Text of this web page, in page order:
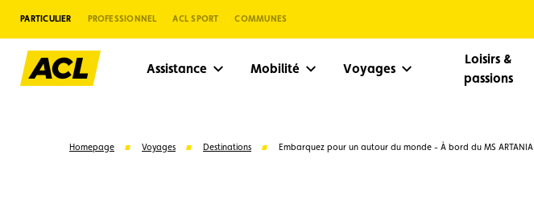
PARTICULIER PROFESSIONNEL ACL SPORT COMMUNES
Assistance Mobilité Voyages
Loisirs &
passions
Homepage Voyages Destinations Embarquez pour un autour du monde - À bord du MS ARTANIA